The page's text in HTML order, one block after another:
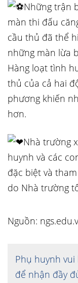
Những trận
màn thi đấu
cầu thủ đã thể
những màn lừa
Hàng loạt tình
thủ của cả hai
phương khiến
hơn.
Nhà trường
huynh và các
đặc biệt và
do Nhà trường
Nguồn:
Phụ huynh vui
để nhận đầy